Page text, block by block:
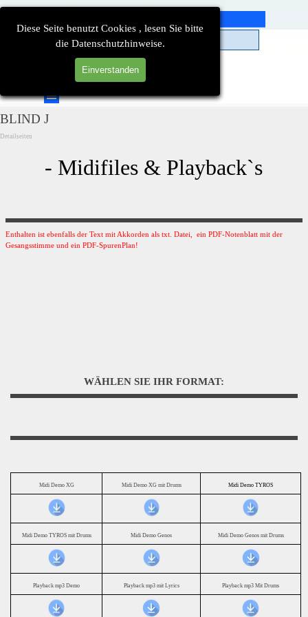
Diese Seite benutzt Cookies , lesen Sie bitte
die Datenschutzhinweise.
Einverstanden
Direkt zum Seiteninhalt
Menü überspringen
BLIND J
Detailseiten
- Midifiles & Playback`s
Enthalten ist ebenfalls der Text mit Akkorden als txt. Datei, ein PDF-Notenblatt mit der
Gesangsstimme und ein PDF-SpurenPlan!
WÄHLEN SIE IHR FORMAT:
Midi Demo XG Midi Demo XG mit Drums Midi Demo TYROS
Midi Demo TYROS mit Drums Midi Demo Genos Midi Demo Genos mit Drums
Playback mp3 Demo Playback mp3 mit Lyrics Playback mp3 Mit Drums